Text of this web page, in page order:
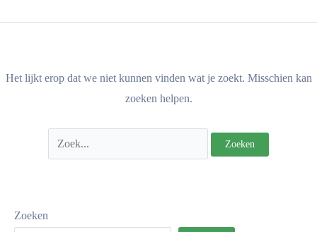
Het lijkt erop dat we niet kunnen vinden wat je zoekt. Misschien kan
zoeken helpen.
Zoeken